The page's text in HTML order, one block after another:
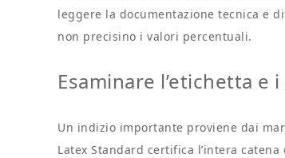
leggere la documentazione tecnica e
non precisino i valori percentuali.
Esaminare l’etichetta
Un indizio importante proviene dai
Latex Standard certifica l’intera